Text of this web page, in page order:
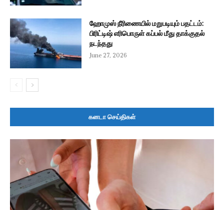
ஹோமுஸ் நீரிணையில் மறுபடியும் பதட்டம்:
பிரிட்டிஷ் எரிபொருள் கப்பல் மீது தாக்குதல்
நடந்தது
June 27, 2026
கனடா செய்திகள்